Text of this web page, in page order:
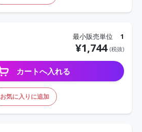
最小販売単位 1
¥1,744 (税抜)
カートへ入れる
お気に入りに追加